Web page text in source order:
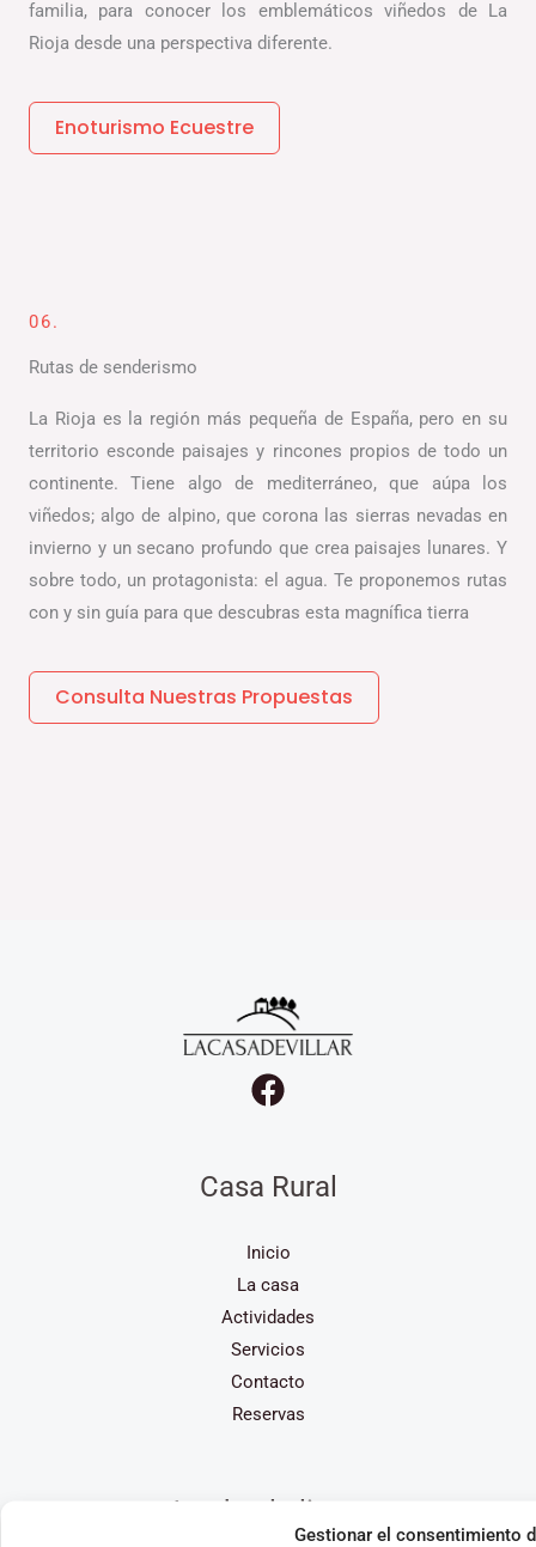
Gestionar el consentimiento
familia, para conocer los emblemáticos viñedos de La
Rioja desde una perspectiva diferente.
Enoturismo Ecuestre
06.
Rutas de senderismo
La Rioja es la región más pequeña de España, pero en su
territorio esconde paisajes y rincones propios de todo un
continente. Tiene algo de mediterráneo, que aúpa los
viñedos; algo de alpino, que corona las sierras nevadas en
invierno y un secano profundo que crea paisajes lunares. Y
sobre todo, un protagonista: el agua. Te proponemos rutas
con y sin guía para que descubras esta magnífica tierra
Consulta Nuestras Propuestas
Casa Rural
Inicio
La casa
Actividades
Servicios
Contacto
Reservas
Ayuda al cliente